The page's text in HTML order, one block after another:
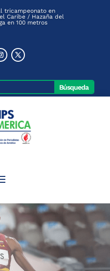
tricampeonato en
Caribe / Hazaña del
en 100 metros